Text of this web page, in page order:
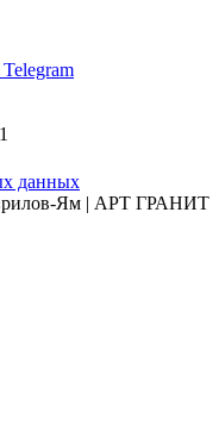
данных
Ям | АРТ ГРАНИТ